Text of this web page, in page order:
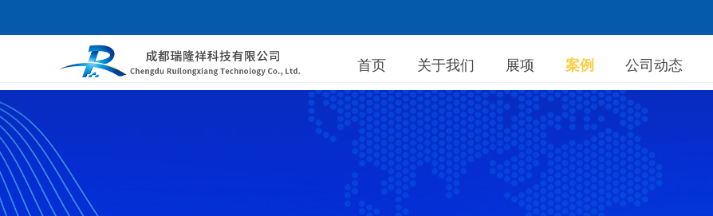
首页 关于我们 展项 案例 公司动态